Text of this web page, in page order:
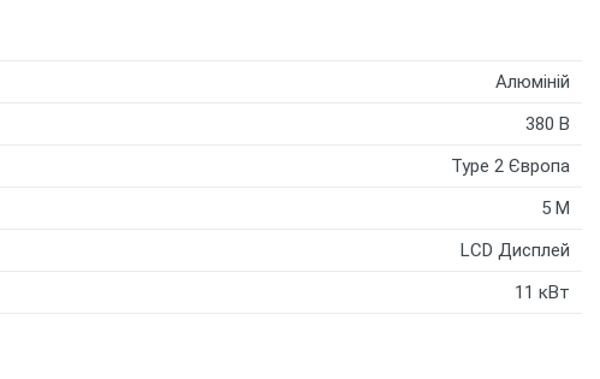
Алюміній
380 В
Type 2 Європа
5 M
LCD Дисплей
11 кВт